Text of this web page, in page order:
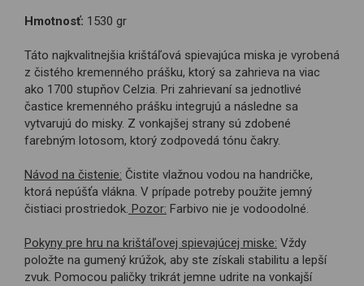
hmotných tiel, ktoré sa transformujú. Každá zo siedmich
štádium života, nazerané z perspektívy našej fyzickej
existencie. Keď sú čakry otvorené a v rovnováhe, tvoria
integrovaný systém, v ktorom je každá čakra závislá od
ostatných, pokiaľ ide o optimálnu funkciu. 432 Hertzov (Hz):
Zvuk a hudba pozostávajú z vibrácií. Čím vyšší je počet vibrácií
za sekundu, tým vyšší je tón. Jednotkou je Hertz (Hz). 432 Hz je
v matematike, na obežných dráhach planét, v celom vesmíre.
Všetka klasická hudba od Bacha, Brahmsa a tak ďalej bola
zložená a pôvodne sa hrala pomocou „štandardného“ A (=A4)
spievajúcich mís „432 Hz“. Tóny naladené v stupnici 432 Hz sú
nielen príjemnejšie pre ucho, ale zaisťuje aj harmonickú
rezonanciu celého vášho „bytia“ s našou planétou a vesmírom.
Hmotnosť: 1530 gr
Táto najkvalitnejšia krištáľová spievajúca miska je vyrobená
z čistého kremenného prášku, ktorý sa zahrieva na viac
ako 1700 stupňov Celzia. Pri zahrievaní sa jednotlivé
častice kremenného prášku integrujú a následne sa
vytvarujú do misky. Z vonkajšej strany sú zdobené
farebným lotosom, ktorý zodpovedá tónu čakry.
Návod na čistenie: Čistite vlažnou vodou na handričke,
ktorá nepúšťa vlákna. V prípade potreby použite jemný
čistiaci prostriedok. Pozor: Farbivo nie je vodoodolné.
Pokyny pre hru na krištáľovej spievajúcej miske: Vždy
položte na gumený krúžok, aby ste získali stabilitu a lepší
zvuk. Pomocou paličky trikrát jemne udrite na vonkajší